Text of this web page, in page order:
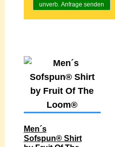
unverb. Anfrage senden
Men´s
Sofspun® Shirt